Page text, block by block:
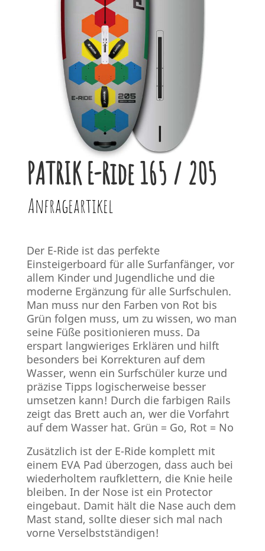
PATRIK E-Ride 165 / 205
Anfrageartikel
Der E-Ride ist das perfekte
Einsteigerboard für alle Surfanfänger, vor
allem Kinder und Jugendliche und die
moderne Ergänzung für alle Surfschulen.
Man muss nur den Farben von Rot bis
Grün folgen muss, um zu wissen, wo man
seine Füße positionieren muss. Da
erspart langwieriges Erklären und hilft
besonders bei Korrekturen auf dem
Wasser, wenn ein Surfschüler kurze und
präzise Tipps logischerweise besser
umsetzen kann! Durch die farbigen Rails
zeigt das Brett auch an, wer die Vorfahrt
auf dem Wasser hat. Grün = Go, Rot = No
Zusätzlich ist der E-Ride komplett mit
einem EVA Pad überzogen, dass auch bei
wiederholtem raufklettern, die Knie heile
bleiben. In der Nose ist ein Protector
eingebaut. Damit hält die Nase auch dem
Mast stand, sollte dieser sich mal nach
vorne Verselbstständigen!